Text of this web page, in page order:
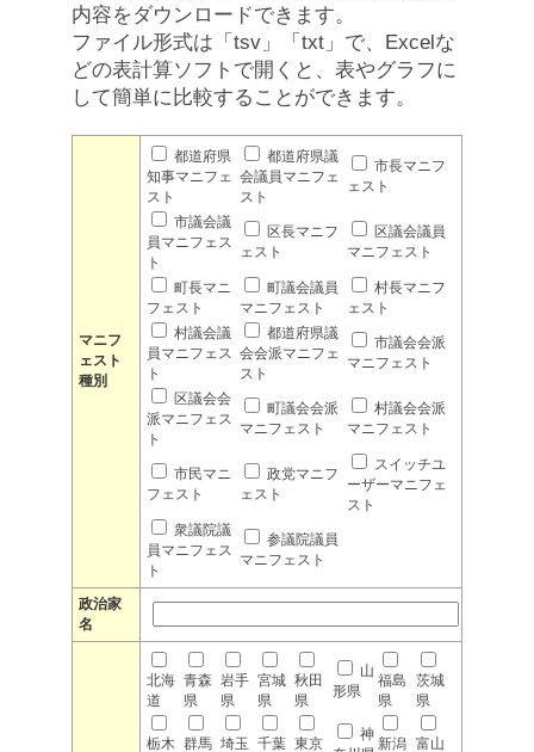
内容をダウンロードできます。
ファイル形式は「tsv」「txt」で、Excelな
どの表計算ソフトで開くと、表やグラフに
して簡単に比較することができます。
マニフ
ェスト
種別
都道府県
知事マニフェ
スト
都道府県議
会議員マニフェ
スト
市長マニフ
ェスト
市議会議
員マニフェス
ト
区長マニフ
ェスト
区議会議員
マニフェスト
町長マニ
フェスト
町議会議員
マニフェスト
村長マニフ
ェスト
村議会議
員マニフェス
ト
都道府県議
会会派マニフェ
スト
市議会会派
マニフェスト
区議会会
派マニフェス
ト
町議会会派
マニフェスト
村議会会派
マニフェスト
市民マニ
フェスト
政党マニフ
ェスト
スイッチユ
ーザーマニフェ
スト
衆議院議
員マニフェス
ト
参議院議員
マニフェスト
政治家
名
北海
道
青森
県
岩手
県
宮城
県
秋田
県
山
形県
福島
県
茨城
県
栃木 群馬 埼玉 千葉 東京
神
新潟 富山